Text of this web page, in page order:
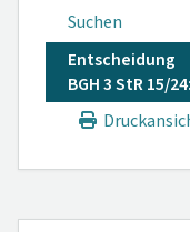
Suchen
Entscheidung
BGH 3 StR 15/24: